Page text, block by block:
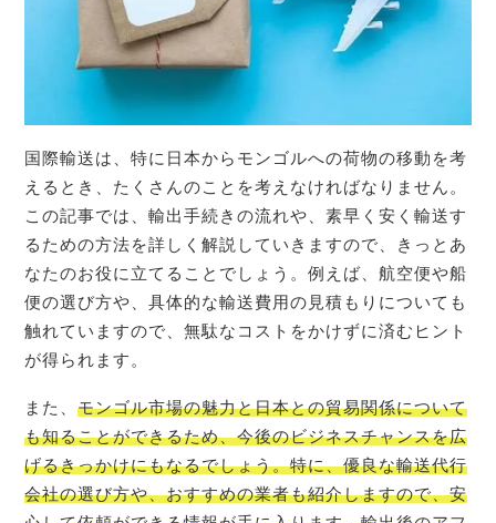
国際輸送は、特に日本からモンゴルへの荷物の移動を考
えるとき、たくさんのことを考えなければなりません。
この記事では、輸出手続きの流れや、素早く安く輸送す
るための方法を詳しく解説していきますので、きっとあ
なたのお役に立てることでしょう。例えば、航空便や船
便の選び方や、具体的な輸送費用の見積もりについても
触れていますので、無駄なコストをかけずに済むヒント
が得られます。
また、モンゴル市場の魅力と日本との貿易関係について
も知ることができるため、今後のビジネスチャンスを広
げるきっかけにもなるでしょう。特に、優良な輸送代行
会社の選び方や、おすすめの業者も紹介しますので、安